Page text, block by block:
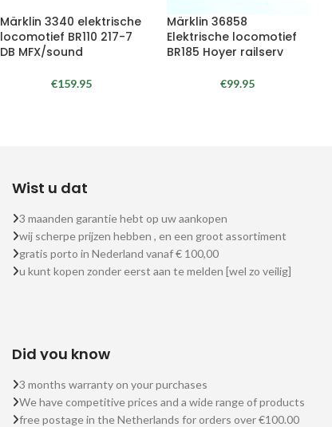
Märklin 3340 elektrische
locomotief BR110 217-7
DB MFX/sound
€159.95
Märklin 36858
Elektrische locomotief
BR185 Hoyer railserv
€99.95
Wist u dat
3 maanden garantie hebt op uw aankopen
wij scherpe prijzen hebben , en een groot assortiment
gratis porto in Nederland vanaf € 100,00
u kunt kopen zonder eerst aan te melden [wel zo veilig]
Did you know
3 months warranty on your purchases
We have competitive prices and a wide range of products
free postage in the Netherlands for orders over €100.00